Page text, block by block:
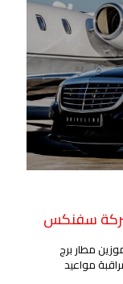
سفنكس
مطار برج
مواعيد